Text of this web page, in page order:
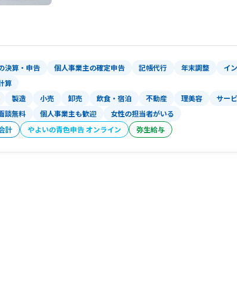
決算・申告 個人事業主の確定申告 記帳代行 年末調整 イ
算
製造 小売 卸売 飲食・宿泊 不動産 理美容 サー
談無料 個人事業主も歓迎 女性の担当者がいる
計 やよいの青色申告 オンライン 弥生給与